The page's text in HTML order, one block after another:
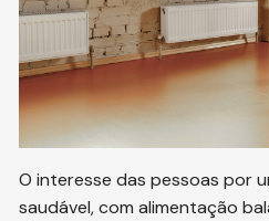
O interesse das pessoas por
saudável, com alimentação